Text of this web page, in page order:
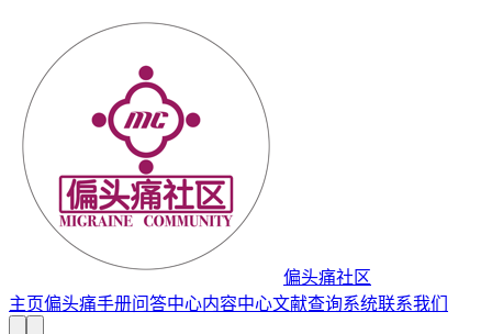
偏头痛社区
主页偏头痛手册问答中心内容中心文献查询系统联系我们